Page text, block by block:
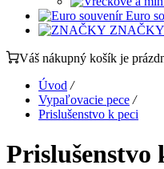
Euro
ZNAČKY
Váš nákupný košík je
Úvod /
Vypaľovacie pece /
Prislušenstvo k peci
Prislušenstvo